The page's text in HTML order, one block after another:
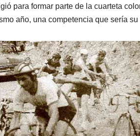
para formar parte de la cuarteta
año, una competencia que sería su